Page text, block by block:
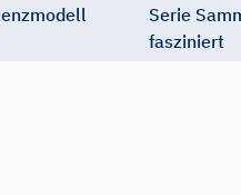
Serie
fasziniert